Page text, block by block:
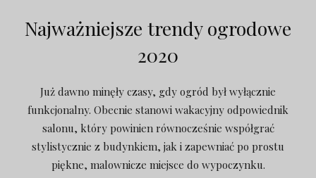
Najważniejsze trendy ogrodowe
2020
Już dawno minęły czasy, gdy ogród był wyłącznie
funkcjonalny. Obecnie stanowi wakacyjny odpowiednik
salonu, który powinien równocześnie współgrać
stylistycznie z budynkiem, jak i zapewniać po prostu
piękne, malownicze miejsce do wypoczynku.